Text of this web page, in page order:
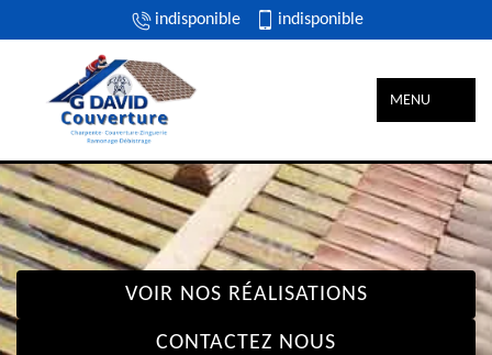
indisponible indisponible
MENU
VOIR NOS RÉALISATIONS
CONTACTEZ NOUS